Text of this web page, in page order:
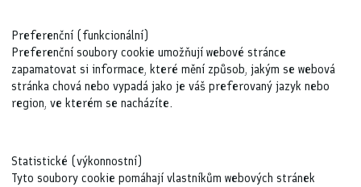
Preferenční (funkcionální)
Preferenční soubory cookie umožňují webové stránce
zapamatovat si informace, které mění způsob, jakým se webová
stránka chová nebo vypadá jako je váš preferovaný jazyk nebo
region, ve kterém se nacházíte.
Statistické (výkonnostní)
Tyto soubory cookie pomáhají vlastníkům webových stránek